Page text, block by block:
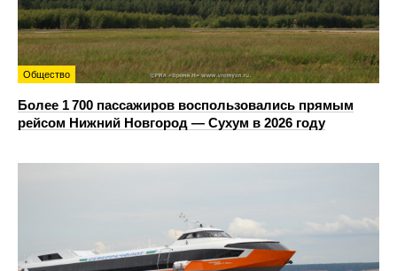
Общество
Более 1 700 пассажиров воспользовались прямым
рейсом Нижний Новгород — Сухум в 2026 году